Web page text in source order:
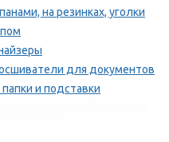
на резинках, уголки
для документов
и подставки